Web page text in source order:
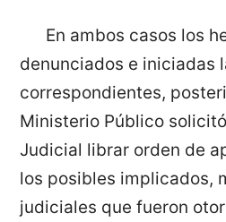
En ambos casos los
denunciados e iniciadas
correspondientes,
Ministerio Público
Judicial librar orden de
los posibles implicados,
judiciales que fueron